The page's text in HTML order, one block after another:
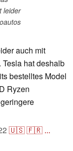
leider
auch mit
hat deshalb
bestelltes Model
Ryzen
🇺🇸🇫🇷 ...